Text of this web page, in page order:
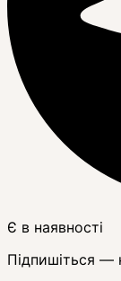
Є в наявності
Підпишіться —